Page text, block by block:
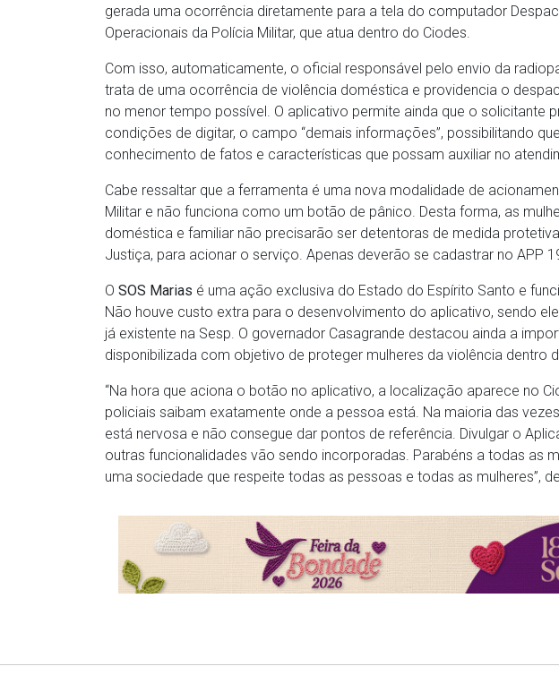
gerada uma ocorrência diretamente para a tela do computador
Operacionais da Polícia Militar, que atua dentro do Ciodes.
Com isso, automaticamente, o oficial responsável pelo envio da
trata de uma ocorrência de violência doméstica e providencia o
no menor tempo possível. O aplicativo permite ainda que o solicitante
condições de digitar, o campo “demais informações”, possibilitando
conhecimento de fatos e características que possam auxiliar no
Cabe ressaltar que a ferramenta é uma nova modalidade de
Militar e não funciona como um botão de pânico. Desta forma, as
doméstica e familiar não precisarão ser detentoras de medida
Justiça, para acionar o serviço. Apenas deverão se cadastrar no APP
O SOS Marias é uma ação exclusiva do Estado do Espírito Santo e
Não houve custo extra para o desenvolvimento do aplicativo, sendo
já existente na Sesp. O governador Casagrande destacou ainda a
disponibilizada com objetivo de proteger mulheres da violência dentro
“Na hora que aciona o botão no aplicativo, a localização aparece no
policiais saibam exatamente onde a pessoa está. Na maioria das
está nervosa e não consegue dar pontos de referência. Divulgar o
outras funcionalidades vão sendo incorporadas. Parabéns a todas as
uma sociedade que respeite todas as pessoas e todas as mulheres”,